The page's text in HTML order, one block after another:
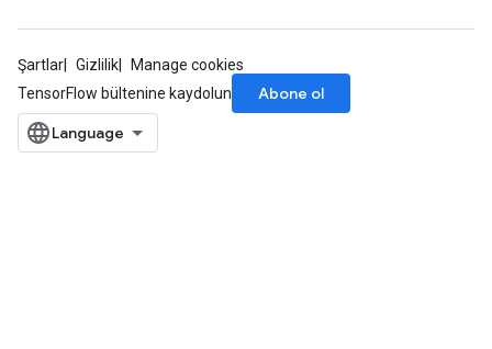
Şartlar Gizlilik
Manage cookies
TensorFlow bültenine kaydolun
Abone ol